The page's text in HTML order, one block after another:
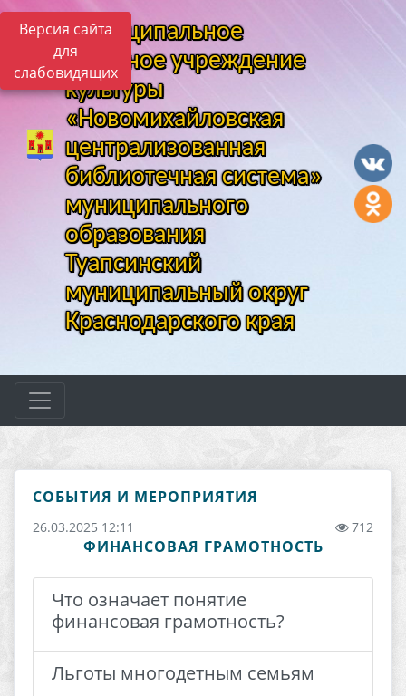
Версия сайта
для
слабовидящих
Муниципальное
казенное учреждение
культуры
«Новомихайловская
централизованная
библиотечная система»
муниципального
образования
Туапсинский
муниципальный округ
Краснодарского края
СОБЫТИЯ И МЕРОПРИЯТИЯ
26.03.2025 12:11 712
ФИНАНСОВАЯ ГРАМОТНОСТЬ
Что означает понятие
финансовая грамотность?
Льготы многодетным семьям